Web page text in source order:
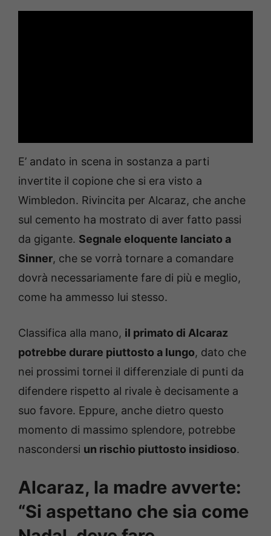
E’ andato in scena in sostanza a parti
invertite il copione che si era visto a
Wimbledon. Rivincita per Alcaraz, che anche
sul cemento ha mostrato di aver fatto passi
da gigante. Segnale eloquente lanciato a
Sinner, che se vorrà tornare a comandare
dovrà necessariamente fare di più e meglio,
come ha ammesso lui stesso.
Classifica alla mano, il primato di Alcaraz
potrebbe durare piuttosto a lungo, dato che
nei prossimi tornei il differenziale di punti da
difendere rispetto al rivale è decisamente a
suo favore. Eppure, anche dietro questo
momento di massimo splendore, potrebbe
nascondersi un rischio piuttosto insidioso.
Alcaraz, la madre avverte:
“Si aspettano che sia come